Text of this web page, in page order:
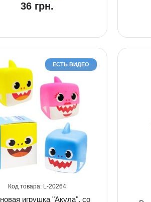
36 грн.
ЕСТЬ ВИДЕО
20264
игрушка "Акула", со